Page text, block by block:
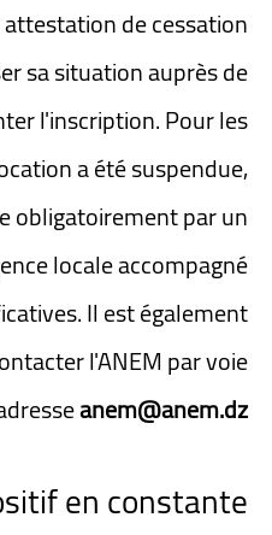
de cessation
sa situation auprès de
l'inscription. Pour les
a été suspendue,
obligatoirement par un
locale accompagné
Il est également
l'ANEM par voie
anem@anem.dz
en constante